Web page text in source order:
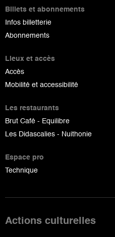
Billets et abonnements
Infos billetterie
Abonnements
Lieux et accès
Accès
Mobilité et accessibilité
Les restaurants
Brut Café - Equilibre
Les Didascalies - Nuithonie
Espace pro
Technique
Actions culturelles